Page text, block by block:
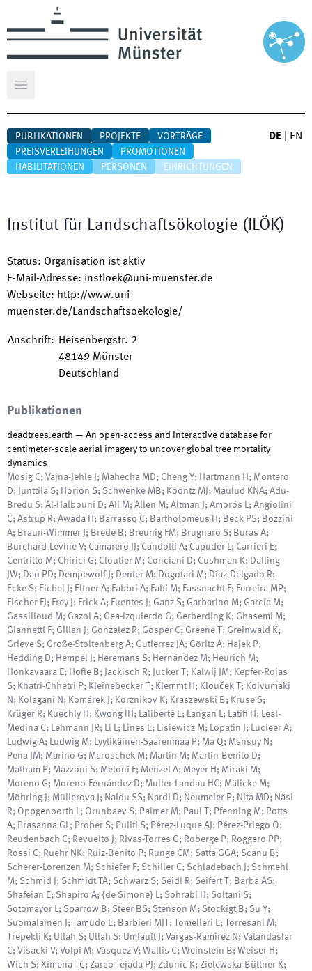
Hauptmenü öffnen
PUBLIKATIONEN PROJEKTE
VORTRÄGE
PREISVERLEIHUNGEN
PROMOTIONEN
HABILITATIONEN
PERSONEN EINRICHTUNGEN
DE EN
Institut für Landschaftsökologie (ILÖK)
Status: Organisation ist aktiv
E-Mail-Adresse: instloek@uni-muenster.de
Webseite: http://www.uni-
muenster.de/Landschaftsoekologie/
Anschrift: Heisenbergstr. 2
48149 Münster
Deutschland
Publikationen
deadtrees.earth — An open-access and interactive database for
centimeter-scale aerial imagery to uncover global tree mortality
dynamics
Mosig C; Vajna-Jehle J; Mahecha MD; Cheng Y; Hartmann H; Montero
D; Junttila S; Horion S; Schwenke MB; Koontz MJ; Maulud KNA; Adu-
Bredu S; Al-Halbouni D; Ali M; Allen M; Altman J; Amorós L; Angiolini
C; Astrup R; Awada H; Barrasso C; Bartholomeus H; Beck PS; Bozzini
A; Braun-Wimmer J; Brede B; Breunig FM; Brugnaro S; Buras A;
Burchard-Levine V; Camarero JJ; Candotti A; Capuder L; Carrieri E;
Centritto M; Chirici G; Cloutier M; Conciani D; Cushman K; Dalling
JW; Dao PD; Dempewolf J; Denter M; Dogotari M; Díaz-Delgado R;
Ecke S; Eichel J; Eltner A; Fabbri A; Fabi M; Fassnacht F; Ferreira MP;
Fischer FJ; Frey J; Frick A; Fuentes J; Ganz S; Garbarino M; García M;
Gassilloud M; Gazol A; Gea-Izquierdo G; Gerberding K; Ghasemi M;
Giannetti F; Gillan J; Gonzalez R; Gosper C; Greene T; Greinwald K;
Grieve S; Große-Stoltenberg A; Gutierrez JA; Göritz A; Hajek P;
Hedding D; Hempel J; Heremans S; Hernández M; Heurich M;
Honkavaara E; Höfle B; Jackisch R; Jucker T; Kalwij JM; Kepfer-Rojas
S; Khatri-Chhetri P; Kleinebecker T; Klemmt H; Klouček T; Koivumäki
N; Kolagani N; Komárek J; Korznikov K; Kraszewski B; Kruse S;
Krüger R; Kuechly H; Kwong IH; Laliberté E; Langan L; Latifi H; Leal-
Medina C; Lehmann JR; Li L; Lines E; Lisiewicz M; Lopatin J; Lucieer A;
Ludwig A; Ludwig M; Lyytikäinen-Saarenmaa P; Ma Q; Mansuy N;
Peña JM; Marino G; Maroschek M; Martín M; Martín-Benito D;
Matham P; Mazzoni S; Meloni F; Menzel A; Meyer H; Miraki M;
Moreno G; Moreno-Fernández D; Muller-Landau HC; Mälicke M;
Möhring J; Müllerova J; Naidu SS; Nardi D; Neumeier P; Nita MD; Näsi
R; Oppgenoorth L; Orunbaev S; Palmer M; Paul T; Pfenning M; Potts
A; Prasanna GL; Prober S; Puliti S; Pérez-Luque AJ; Pérez-Priego O;
Reudenbach C; Revuelto J; Rivas-Torres G; Roberge P; Roggero PP;
Rossi C; Ruehr NK; Ruiz-Benito P; Runge CM; Satta GGA; Scanu B;
Scherer-Lorenzen M; Schiefer F; Schiller C; Schladebach J; Schmehl
M; Schmid J; Schmidt TA; Schwarz S; Seidl R; Seifert T; Barba AS;
Shafeian E; Shapiro A; {de Simone} L; Sohrabi H; Soltani S;
Sotomayor L; Sparrow B; Steer BS; Stenson M; Stöckigt B; Su Y;
Suomalainen J; Tamudo E; Barbieri MJT; Tomelleri E; Torresani M;
Trepekli K; Ullah S; Ullah S; Umlauft J; Vargas-Ramírez N; Vatandaslar
C; Visacki V; Volpi M; Vásquez V; Wallis C; Weinstein B; Weiser H;
Wich S; Ximena TC; Zarco-Tejada PJ; Zdunic K; Zielewska-Büttner K;